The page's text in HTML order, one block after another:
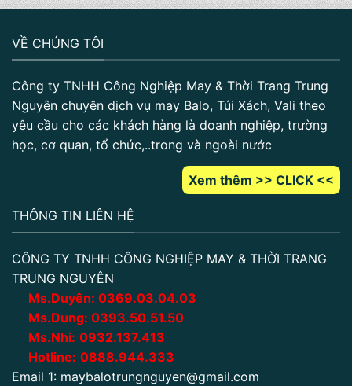
VỀ CHÚNG TÔI
Công ty TNHH Công Nghiệp May & Thời Trang Trung
Nguyên chuyên dịch vụ may Balo, Túi Xách, Vali theo
yêu cầu cho các khách hàng là doanh nghiệp, trường
học, cơ quan, tổ chức,..trong và ngoài nước
Xem thêm >> CLICK <<
THÔNG TIN LIÊN HỆ
CÔNG TY TNHH CÔNG NGHIỆP MAY & THỜI TRANG
TRUNG NGUYÊN
Ms.Duyên: 0369.03.04.03
Ms.Dung: 0393.50.51.50
Ms.Nhi: 0932.137.413
Hotline: 0888.944.333
Email 1: maybalotrungnguyen@gmail.com